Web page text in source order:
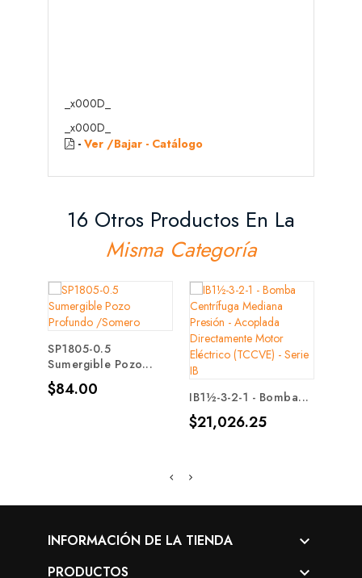
_x000D_
_x000D_
- Ver /Bajar - Catálogo
16 Otros Productos En La
Misma Categoría
SP1805-0.5
Sumergible Pozo...
Precio
$84.00 IB1½-3-2-1 - Bomba...
Precio
$21,026.25
INFORMACIÓN DE LA TIENDA 
PRODUCTOS 